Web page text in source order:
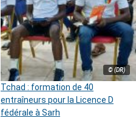
© (DR)
Tchad : formation de 40
entraîneurs pour la Licence D
fédérale à Sarh